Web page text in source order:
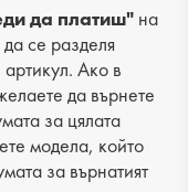
да платиш" на
се разделя
Ако в
да върнете
за цялата
модела, който
за върнатият